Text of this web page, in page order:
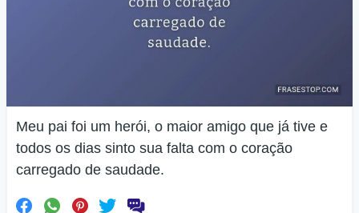
Meu pai foi um herói, o maior amigo que já tive e
todos os dias sinto sua falta com o coração
carregado de saudade.